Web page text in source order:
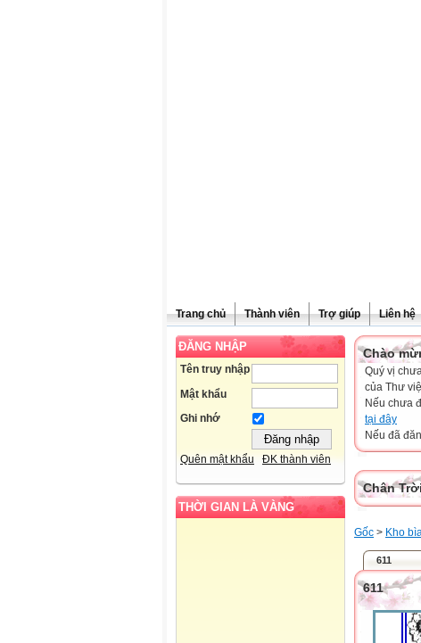
Trang chủ Thành viên Trợ giúp Liên hệ
ĐĂNG NHẬP
Tên truy nhập
Mật khẩu
Ghi nhớ
Quên mật khẩu ĐK thành viên
THỜI GIAN LÀ VÀNG
Chào
Quý vị
của Thư
Nếu chưa
tại đây
Nếu đã
Chân
Gốc > Kho
611
611